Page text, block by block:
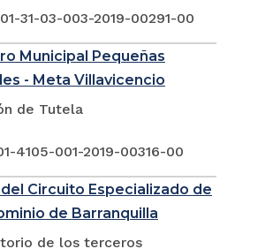
31-03-003-2019-00291-00
Municipal Pequeñas
- Meta Villavicencio
de Tutela
4105-001-2019-00316-00
Circuito Especializado de
de Barranquilla
de los terceros